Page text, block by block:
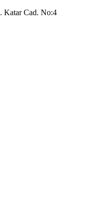
Katar Cad. No:4